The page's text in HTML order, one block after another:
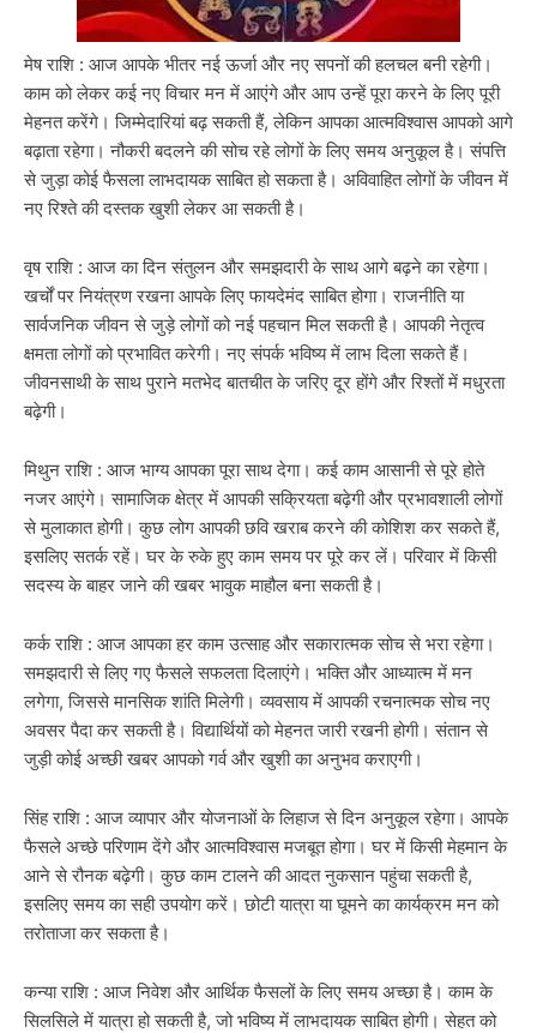
मेष राशि : आज आपके भीतर नई ऊर्जा और नए सपनों की हलचल बनी रहेगी।
काम को लेकर कई नए विचार मन में आएंगे और आप उन्हें पूरा करने के लिए पूरी
मेहनत करेंगे। जिम्मेदारियां बढ़ सकती हैं, लेकिन आपका आत्मविश्वास आपको आगे
बढ़ाता रहेगा। नौकरी बदलने की सोच रहे लोगों के लिए समय अनुकूल है। संपत्ति
से जुड़ा कोई फैसला लाभदायक साबित हो सकता है। अविवाहित लोगों के जीवन में
नए रिश्ते की दस्तक खुशी लेकर आ सकती है।
वृष राशि : आज का दिन संतुलन और समझदारी के साथ आगे बढ़ने का रहेगा।
खर्चों पर नियंत्रण रखना आपके लिए फायदेमंद साबित होगा। राजनीति या
सार्वजनिक जीवन से जुड़े लोगों को नई पहचान मिल सकती है। आपकी नेतृत्व
क्षमता लोगों को प्रभावित करेगी। नए संपर्क भविष्य में लाभ दिला सकते हैं।
जीवनसाथी के साथ पुराने मतभेद बातचीत के जरिए दूर होंगे और रिश्तों में मधुरता
बढ़ेगी।
मिथुन राशि : आज भाग्य आपका पूरा साथ देगा। कई काम आसानी से पूरे होते
नजर आएंगे। सामाजिक क्षेत्र में आपकी सक्रियता बढ़ेगी और प्रभावशाली लोगों
से मुलाकात होगी। कुछ लोग आपकी छवि खराब करने की कोशिश कर सकते हैं,
इसलिए सतर्क रहें। घर के रुके हुए काम समय पर पूरे कर लें। परिवार में किसी
सदस्य के बाहर जाने की खबर भावुक माहौल बना सकती है।
कर्क राशि : आज आपका हर काम उत्साह और सकारात्मक सोच से भरा रहेगा।
समझदारी से लिए गए फैसले सफलता दिलाएंगे। भक्ति और आध्यात्म में मन
लगेगा, जिससे मानसिक शांति मिलेगी। व्यवसाय में आपकी रचनात्मक सोच नए
अवसर पैदा कर सकती है। विद्यार्थियों को मेहनत जारी रखनी होगी। संतान से
जुड़ी कोई अच्छी खबर आपको गर्व और खुशी का अनुभव कराएगी।
सिंह राशि : आज व्यापार और योजनाओं के लिहाज से दिन अनुकूल रहेगा। आपके
फैसले अच्छे परिणाम देंगे और आत्मविश्वास मजबूत होगा। घर में किसी मेहमान के
आने से रौनक बढ़ेगी। कुछ काम टालने की आदत नुकसान पहुंचा सकती है,
इसलिए समय का सही उपयोग करें। छोटी यात्रा या घूमने का कार्यक्रम मन को
तरोताजा कर सकता है।
कन्या राशि : आज निवेश और आर्थिक फैसलों के लिए समय अच्छा है। काम के
सिलसिले में यात्रा हो सकती है, जो भविष्य में लाभदायक साबित होगी। सेहत को